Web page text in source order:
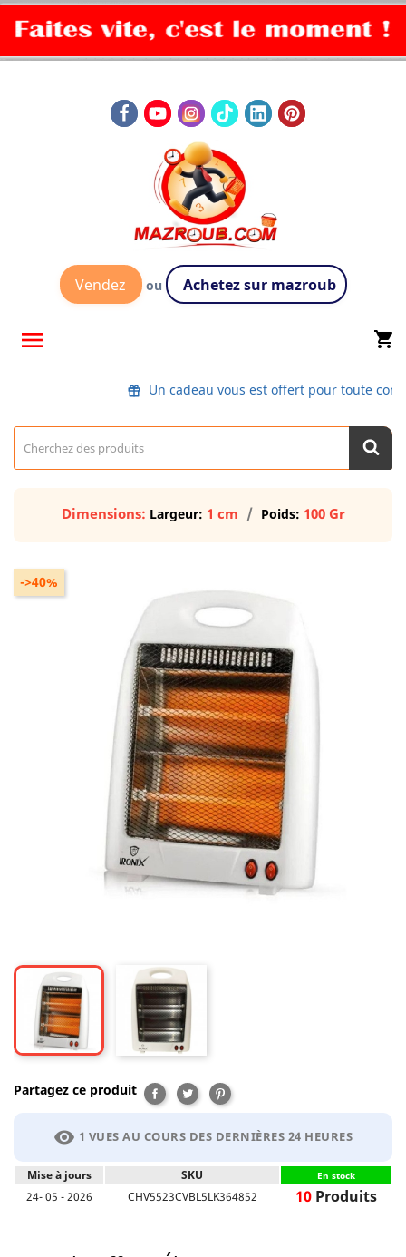
Vendez ou Achetez sur mazroub
 shopping_cart
Un cadeau vous est offert pour toute
Dimensions: Largeur: 1 cm Poids: 100 Gr
->40%
Partagez ce produit Partager
TweetPinterest
visibility 1 VUES AU COURS DES DERNIÈRES 24 HEURES
Mise à jours SKU En stock
24- 05 - 2026 CHV5523CVBL5LK364852 10 Produits